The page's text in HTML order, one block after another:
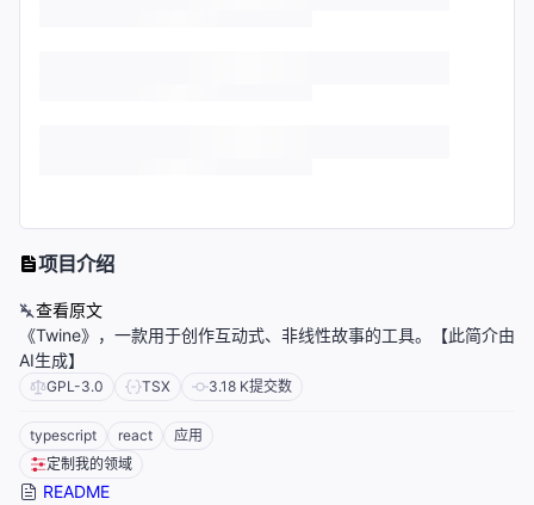
项目介绍
查看原文
《Twine》，一款用于创作互动式、非线性故事的工具。【此简介由
AI生成】
GPL-3.0 TSX 3.18 K提交数
typescript react
应用
定制我的领域
README